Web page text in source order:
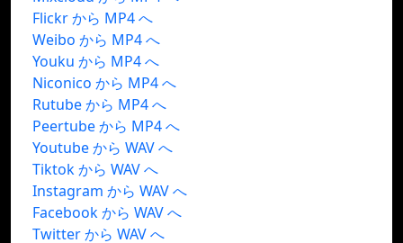
Flickr から MP4 へ
Weibo から MP4 へ
Youku から MP4 へ
Niconico から MP4 へ
Rutube から MP4 へ
Peertube から MP4 へ
Youtube から WAV へ
Tiktok から WAV へ
Instagram から WAV へ
Facebook から WAV へ
Twitter から WAV へ